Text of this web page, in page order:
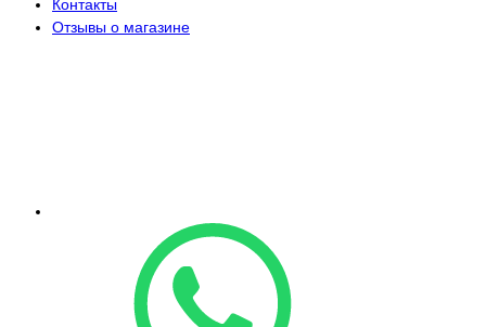
Контакты
Отзывы о магазине